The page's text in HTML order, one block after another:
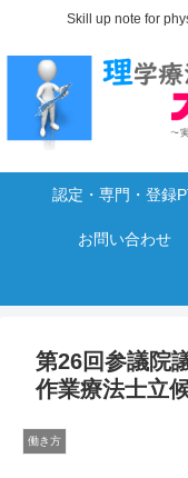
Skill up note for
認定・専門・登録
お問い合わせ
第26回参議院
作業療法士立
働き方